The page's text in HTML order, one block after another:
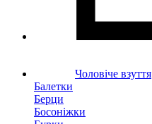
Чоловіче взуття
Балетки
Берци
Босоніжки